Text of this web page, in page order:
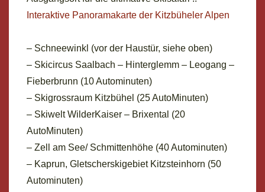
Interaktive Panoramakarte der Kitzbüheler Alpen
– Schneewinkl (vor der Haustür, siehe oben)
– Skicircus Saalbach – Hinterglemm – Leogang –
Fieberbrunn (10 Autominuten)
– Skigrossraum Kitzbühel (25 AutoMinuten)
– Skiwelt WilderKaiser – Brixental (20
AutoMinuten)
– Zell am See/ Schmittenhöhe (40 Autominuten)
– Kaprun, Gletscherskigebiet Kitzsteinhorn (50
Autominuten)